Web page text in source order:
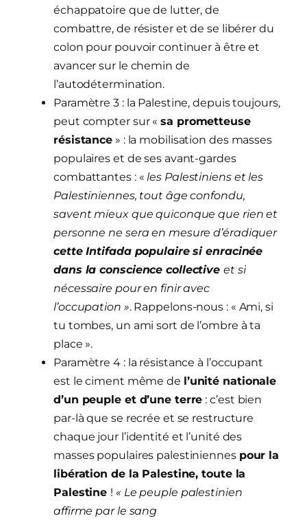
échappatoire que de lutter, de
combattre, de résister et de se libérer du
colon pour pouvoir continuer à être et
avancer sur le chemin de
l’autodétermination.
Paramètre 3 : la Palestine, depuis toujours,
peut compter sur «sa prometteuse
résistance » : la mobilisation des masses
populaires et de ses avant-gardes
combattantes : «les Palestiniens et les
Palestiniennes, tout âge confondu,
savent mieux que quiconque que rien et
personne ne sera en mesure d’éradiquer
cette Intifada populaire si enracinée
dans la conscience collective et si
nécessaire pour en finir avec
l’occupation ». Rappelons-nous : « Ami, si
tu tombes, un ami sort de l’ombre à ta
place ».
Paramètre 4 : la résistance à l’occupant
est le ciment même de l’unité nationale
d’un peuple et d’une terre : c’est bien
par-là que se recrée et se restructure
chaque jour l’identité et l’unité des
masses populaires palestiniennes pour la
libération de la Palestine, toute la
Palestine ! « Le peuple palestinien
affirme par le sang